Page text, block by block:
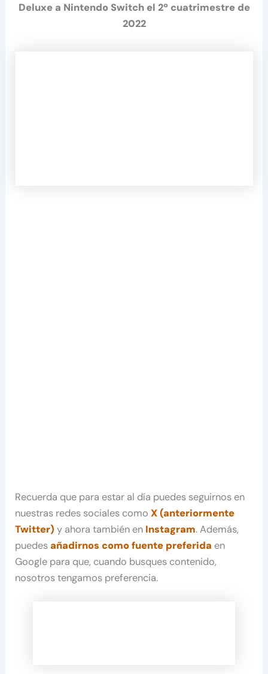
Deluxe a Nintendo Switch el 2º cuatrimestre de
2022
Recuerda que para estar al día puedes seguirnos en
nuestras redes sociales comoX (anteriormente
Twitter) y ahora también en Instagram. Además,
puedesañadirnos como fuente preferida en
Google para que, cuando busques contenido,
nosotros tengamos preferencia.